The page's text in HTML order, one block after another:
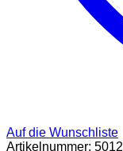
Auf die Wunschliste
Artikelnummer: 5012